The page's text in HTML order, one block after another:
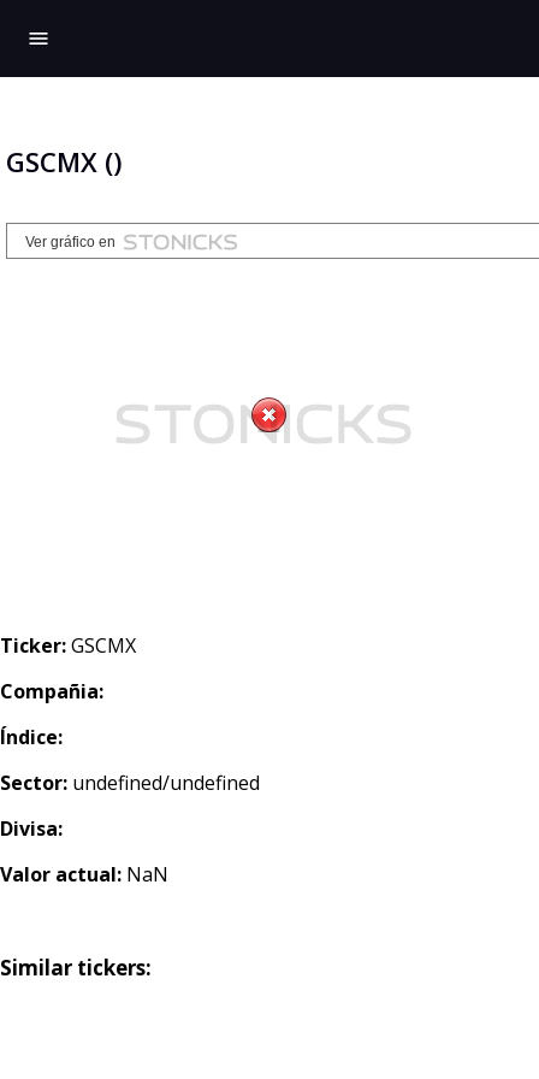
menu
GSCMX ()
Ticker:GSCMX
Compañia:
Índice:
Sector: undefined/undefined
Divisa:
Valor actual: NaN
Similar tickers: